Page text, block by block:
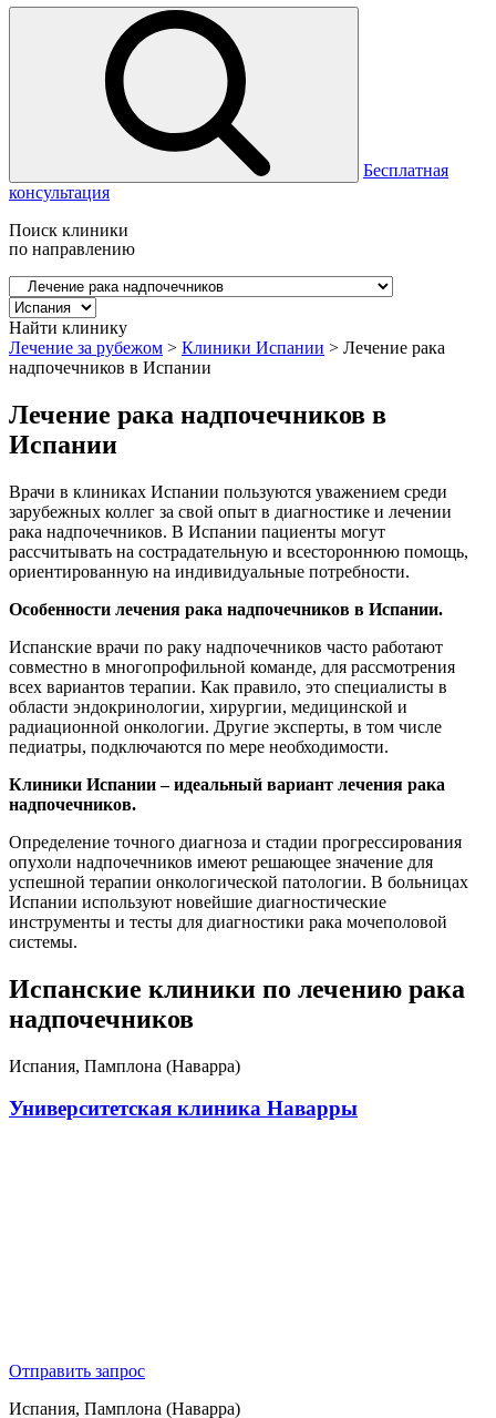
Бесплатная
консультация
Поиск клиники
по направлению
Найти клинику
Лечение за рубежом > Клиники Испании > Лечение рака
надпочечников в Испании
Лечение рака надпочечников в
Испании
Врачи в клиниках Испании пользуются уважением среди
зарубежных коллег за свой опыт в диагностике и лечении
рака надпочечников. В Испании пациенты могут
рассчитывать на сострадательную и всестороннюю помощь,
ориентированную на индивидуальные потребности.
Особенности лечения рака надпочечников в Испании.
Испанские врачи по раку надпочечников часто работают
совместно в многопрофильной команде, для рассмотрения
всех вариантов терапии. Как правило, это специалисты в
области эндокринологии, хирургии, медицинской и
радиационной онкологии. Другие эксперты, в том числе
педиатры, подключаются по мере необходимости.
Клиники Испании – идеальный вариант лечения рака
надпочечников.
Определение точного диагноза и стадии прогрессирования
опухоли надпочечников имеют решающее значение для
успешной терапии онкологической патологии. В больницах
Испании используют новейшие диагностические
инструменты и тесты для диагностики рака мочеполовой
системы.
Испанские клиники по лечению рака
надпочечников
Испания, Памплона (Наварра)
Университетская клиника Наварры
Отправить запрос
Испания, Памплона (Наварра)